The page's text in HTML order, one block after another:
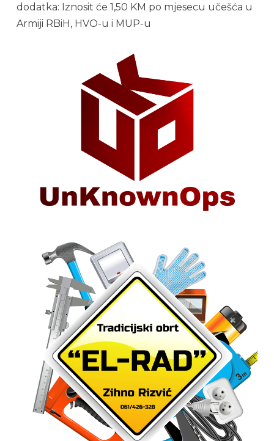
dodatka: Iznosit će 1,50 KM po mjesecu učešća u
Armiji RBiH, HVO-u i MUP-u